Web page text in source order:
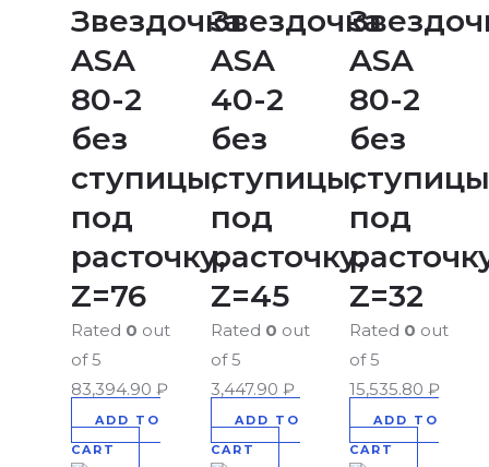
Звездочка
ASA
80-2
без
ступицы,
под
расточку,
Z=76
Rated 0 out
of 5
83,394.90 ₽
ADD TO
CART
Звездочка
ASA
40-2
без
ступицы,
под
расточку,
Z=45
Rated 0 out
of 5
3,447.90 ₽
ADD TO
CART
ASA
80-2
без
под
Z=32
Rated 0 out
of 5
15,535.80₽
ADD TO
CART